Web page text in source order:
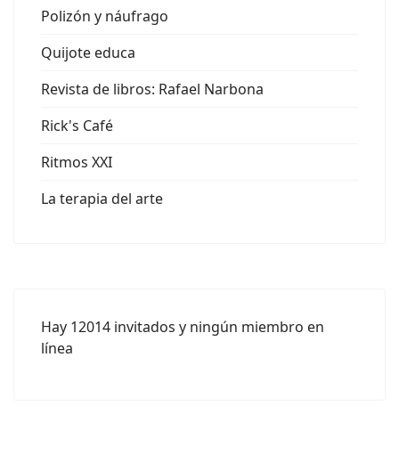
Polizón y náufrago
Quijote educa
Revista de libros: Rafael Narbona
Rick's Café
Ritmos XXI
La terapia del arte
Hay 12014 invitados y ningún miembro en
línea